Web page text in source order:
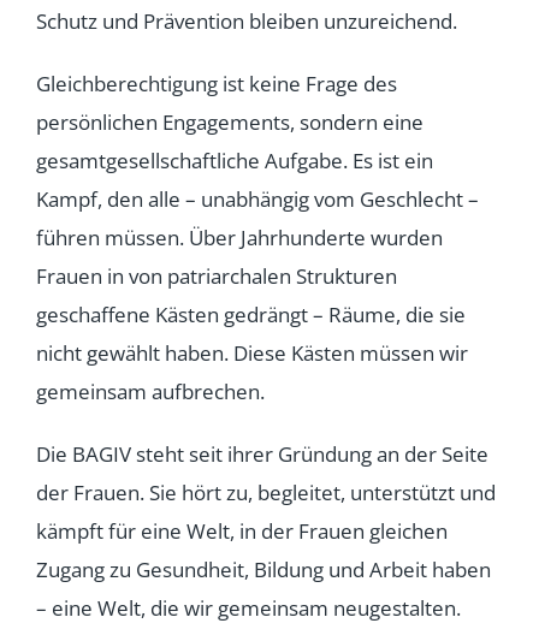
Schutz und Prävention bleiben unzureichend.
Gleichberechtigung ist keine Frage des
persönlichen Engagements, sondern eine
gesamtgesellschaftliche Aufgabe. Es ist ein
Kampf, den alle – unabhängig vom Geschlecht –
führen müssen. Über Jahrhunderte wurden
Frauen in von patriarchalen Strukturen
geschaffene Kästen gedrängt – Räume, die sie
nicht gewählt haben. Diese Kästen müssen wir
gemeinsam aufbrechen.
Die BAGIV steht seit ihrer Gründung an der Seite
der Frauen. Sie hört zu, begleitet, unterstützt und
kämpft für eine Welt, in der Frauen gleichen
Zugang zu Gesundheit, Bildung und Arbeit haben
– eine Welt, die wir gemeinsam neugestalten.